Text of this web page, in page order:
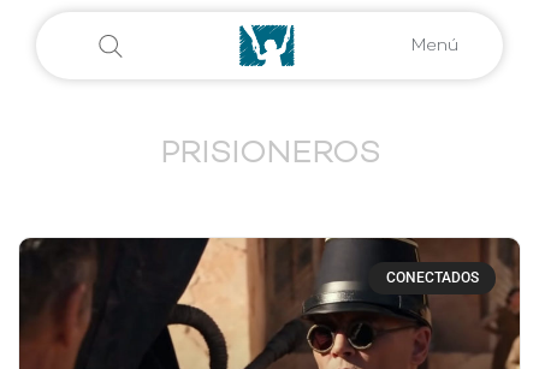
Menú
PRISIONEROS
CONECTADOS